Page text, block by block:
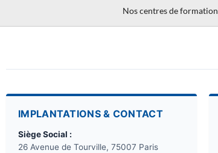
Nos centres de formation
IMPLANTATIONS & CONTACT
Siège Social :
26 Avenue de Tourville, 75007 Paris